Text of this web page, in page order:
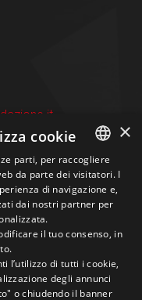
300+
Followers
ITALIAN
ENGLISH
×
cookie
parti, per raccogliere
da parte dei visitatori. I
di navigazione e,
dai nostri partner per
il tuo consenso, in
l’utilizzo di tutti i cookie,
degli annunci
o chiudendo il banner